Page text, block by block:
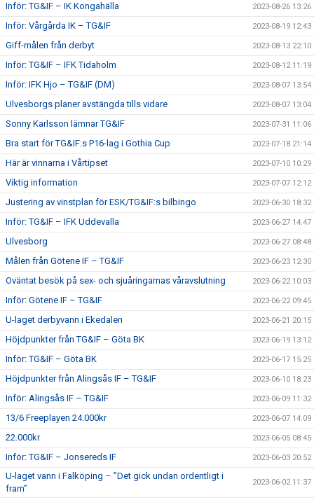
Inför: TG&IF – IK Kongahälla 2023-08-26 13:26
Inför: Vårgårda IK – TG&IF 2023-08-19 12:43
Giff-målen från derbyt 2023-08-13 22:10
Inför: TG&IF – IFK Tidaholm 2023-08-12 11:19
Inför: IFK Hjo – TG&IF (DM) 2023-08-07 13:54
Ulvesborgs planer avstängda tills vidare 2023-08-07 13:04
Sonny Karlsson lämnar TG&IF 2023-07-31 11:06
Bra start för TG&IF:s P16-lag i Gothia Cup 2023-07-18 21:14
Här är vinnarna i Vårtipset 2023-07-10 10:29
Viktig information 2023-07-07 12:12
Justering av vinstplan för ESK/TG&IF:s bilbingo 2023-06-30 18:32
Inför: TG&IF – IFK Uddevalla 2023-06-27 14:47
Ulvesborg 2023-06-27 08:48
Målen från Götene IF – TG&IF 2023-06-23 12:30
Oväntat besök på sex- och sjuåringarnas våravslutning 2023-06-22 10:03
Inför: Götene IF – TG&IF 2023-06-22 09:45
U-laget derbyvann i Ekedalen 2023-06-21 20:15
Höjdpunkter från TG&IF – Göta BK 2023-06-19 13:12
Inför: TG&IF – Göta BK 2023-06-17 15:25
Höjdpunkter från Alingsås IF – TG&IF 2023-06-10 18:23
Inför: Alingsås IF – TG&IF 2023-06-09 11:32
13/6 Freeplayen 24.000kr 2023-06-07 14:09
22.000kr 2023-06-05 08:45
Inför: TG&IF – Jonsereds IF 2023-06-03 20:52
U-laget vann i Falköping – ”Det gick undan ordentligt i
fram”
2023-06-02 11:37